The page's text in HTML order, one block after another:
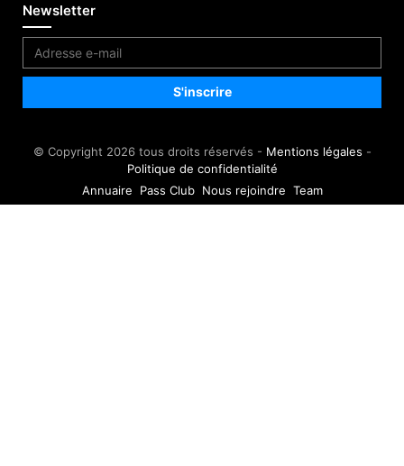
Newsletter
© Copyright 2026 tous droits réservés - Mentions légales -
Politique de confidentialité
Annuaire
Pass Club Nous rejoindre Team